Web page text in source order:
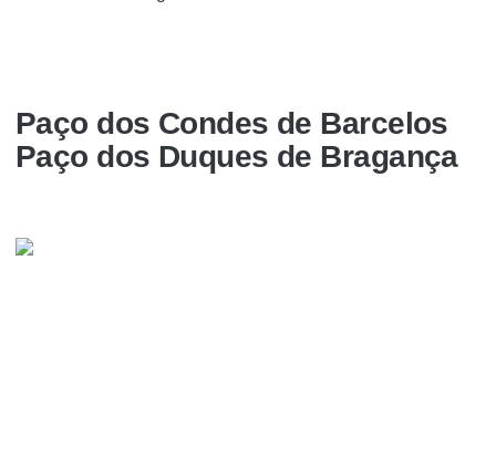
Paço dos Condes de Barcelos
Paço dos Duques de Bragança